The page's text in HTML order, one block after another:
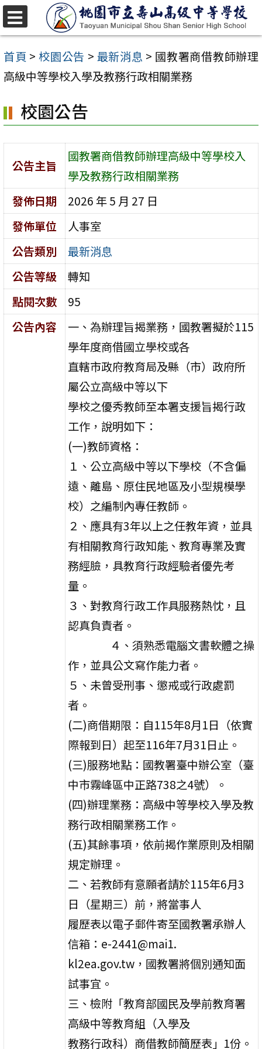
跳
至
主
要
容
區
首頁 > 校園公告 > 最新消息 > 國教署商借教師辦理
高級中等學校入學及教務行政相關業務
校園公告
公告主旨
國教署商借教師辦理高級中等學校入
學及教務行政相關業務
發佈日期
2026 年 5 月 27 日
發佈單位
人事室
公告類別
最新消息
公告等級
轉知
點閱次數
95
公告內容
一、為辦理旨揭業務，國教署擬於115
學年度商借國立學校或各
直轄市政府教育局及縣（市）政府所
屬公立高級中等以下
學校之優秀教師至本署支援旨揭行政
工作，說明如下：
(一)教師資格：
１、公立高級中等以下學校（不含偏
遠、離島、原住民地區及小型規模學
校）之編制內專任教師。
２、應具有3年以上之任教年資，並具
有相關教育行政知能、教育專業及實
務經臉，具教育行政經驗者優先考
量。
３、對教育行政工作具服務熱忱，且
認真負責者。
４、須熟悉電腦文書軟體之操
作，並具公文寫作能力者。
５、未曾受刑事、懲戒或行政處罰
者。
(二)商借期限：自115年8月1日（依實
際報到日）起至116年7月31日止。
(三)服務地點：國教署臺中辦公室（臺
中市霧峰區中正路738之4號）。
(四)辦理業務：高級中等學校入學及教
務行政相關業務工作。
(五)其餘事項，依前揭作業原則及相關
規定辦理。
二、若教師有意願者請於115年6月3
日（星期三）前，將當事人
履歷表以電子郵件寄至國教署承辦人
信箱：e-2441@mai1.
kl2ea.gov.tw，國教署將個別通知面
試事宜。
三、檢附「教育部國民及學前教育署
高級中等教育組（入學及
教務行政科）商借教師簡歷表」1份。
選
單